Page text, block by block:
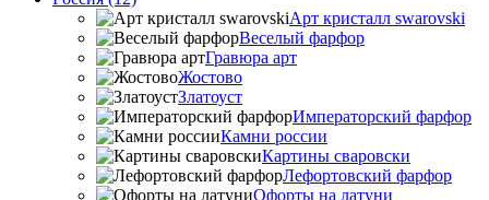
Арт кристалл swarovski
Веселый фарфор
Гравюра арт
Жостово
Златоуст
Императорский фарфор
Камни россии
Картины сваровски
Лефортовский фарфор
Офорты на латуни